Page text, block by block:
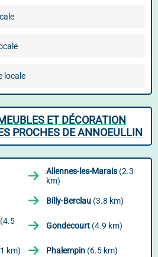
locale
ET DÉCORATION
PROCHES DE ANNOEULLIN
Allennes-les-Marais (2.3
km)
Billy-Berclau (3.8 km)
(4.5
Gondecourt (4.9 km)
km) Phalempin (6.5 km)